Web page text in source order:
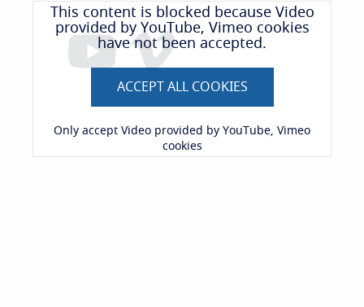
This content is blocked because Video
provided by YouTube, Vimeo cookies
have not been accepted.
ACCEPT ALL COOKIES
Only accept Video provided by YouTube, Vimeo
cookies